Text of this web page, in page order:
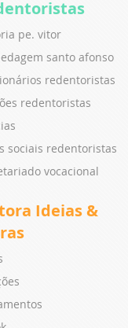
pe. vitor
santo afonso
redentoristas
redentoristas
sociais redentoristas
vocacional
Ideias &